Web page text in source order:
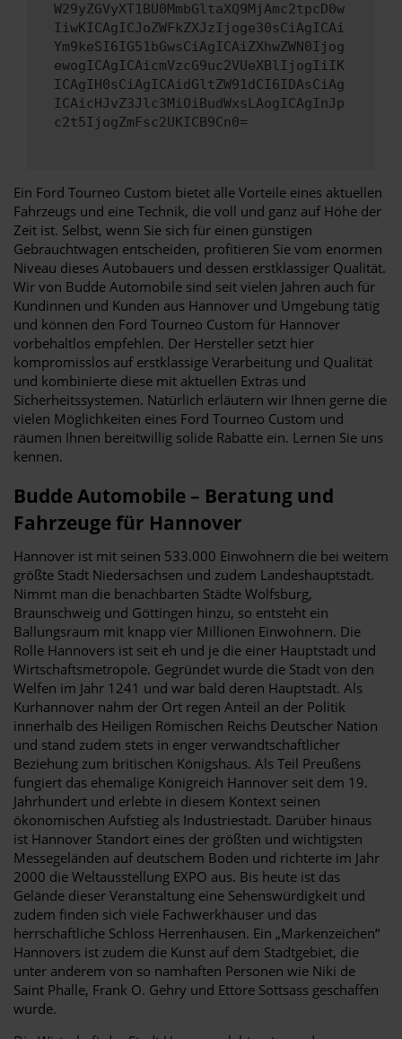
W29yZGVyXT1BU0MmbGltaXQ9MjAmc2tpcD0w
IiwKICAgICJoZWFkZXJzIjoge30sCiAgICAi
Ym9keSI6IG51bGwsCiAgICAiZXhwZWN0Ijog
ewogICAgICAicmVzcG9uc2VUeXBlIjogIiIK
ICAgIH0sCiAgICAidGltZW91dCI6IDAsCiAg
ICAicHJvZ3Jlc3MiOiBudWxsLAogICAgInJp
c2t5IjogZmFsc2UKICB9Cn0=
Ein Ford Tourneo Custom bietet alle Vorteile eines aktuellen
Fahrzeugs und eine Technik, die voll und ganz auf Höhe der
Zeit ist. Selbst, wenn Sie sich für einen günstigen
Gebrauchtwagen entscheiden, profitieren Sie vom enormen
Niveau dieses Autobauers und dessen erstklassiger Qualität.
Wir von Budde Automobile sind seit vielen Jahren auch für
Kundinnen und Kunden aus Hannover und Umgebung tätig
und können den Ford Tourneo Custom für Hannover
vorbehaltlos empfehlen. Der Hersteller setzt hier
kompromisslos auf erstklassige Verarbeitung und Qualität
und kombinierte diese mit aktuellen Extras und
Sicherheitssystemen. Natürlich erläutern wir Ihnen gerne die
vielen Möglichkeiten eines Ford Tourneo Custom und
räumen Ihnen bereitwillig solide Rabatte ein. Lernen Sie uns
kennen.
Budde Automobile – Beratung und
Fahrzeuge für Hannover
Hannover ist mit seinen 533.000 Einwohnern die bei weitem
größte Stadt Niedersachsen und zudem Landeshauptstadt.
Nimmt man die benachbarten Städte Wolfsburg,
Braunschweig und Göttingen hinzu, so entsteht ein
Ballungsraum mit knapp vier Millionen Einwohnern. Die
Rolle Hannovers ist seit eh und je die einer Hauptstadt und
Wirtschaftsmetropole. Gegründet wurde die Stadt von den
Welfen im Jahr 1241 und war bald deren Hauptstadt. Als
Kurhannover nahm der Ort regen Anteil an der Politik
innerhalb des Heiligen Römischen Reichs Deutscher Nation
und stand zudem stets in enger verwandtschaftlicher
Beziehung zum britischen Königshaus. Als Teil Preußens
fungiert das ehemalige Königreich Hannover seit dem 19.
Jahrhundert und erlebte in diesem Kontext seinen
ökonomischen Aufstieg als Industriestadt. Darüber hinaus
ist Hannover Standort eines der größten und wichtigsten
Messegeländen auf deutschem Boden und richterte im Jahr
2000 die Weltausstellung EXPO aus. Bis heute ist das
Gelände dieser Veranstaltung eine Sehenswürdigkeit und
zudem finden sich viele Fachwerkhäuser und das
herrschaftliche Schloss Herrenhausen. Ein „Markenzeichen“
Hannovers ist zudem die Kunst auf dem Stadtgebiet, die
unter anderem von so namhaften Personen wie Niki de
Saint Phalle, Frank O. Gehry und Ettore Sottsass geschaffen
wurde.